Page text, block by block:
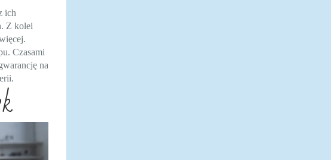
ich
Z kolei
Czasami
na